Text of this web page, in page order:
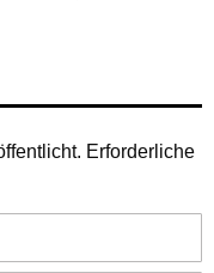
Erforderliche